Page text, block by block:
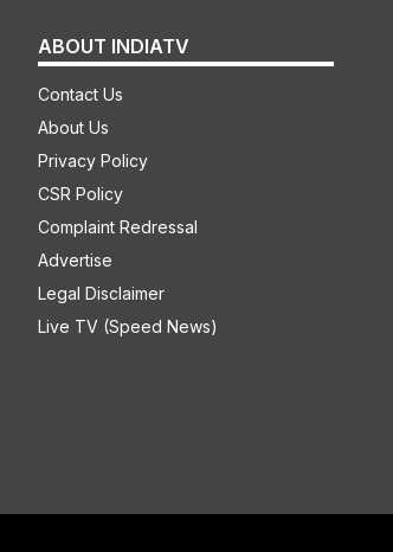
ABOUT INDIATV
Contact Us
About Us
Privacy Policy
CSR Policy
Complaint Redressal
Advertise
Legal Disclaimer
Live TV (Speed News)